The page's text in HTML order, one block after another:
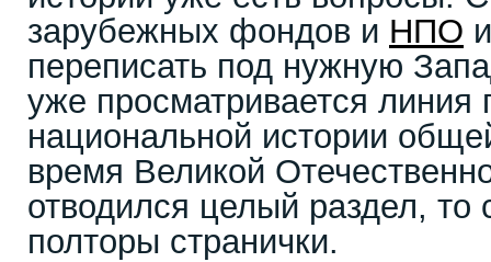
зарубежных фондов и НПО
переписать под нужную
уже просматривается линия
национальной истории
время Великой
отводился целый раздел, то
полторы странички.